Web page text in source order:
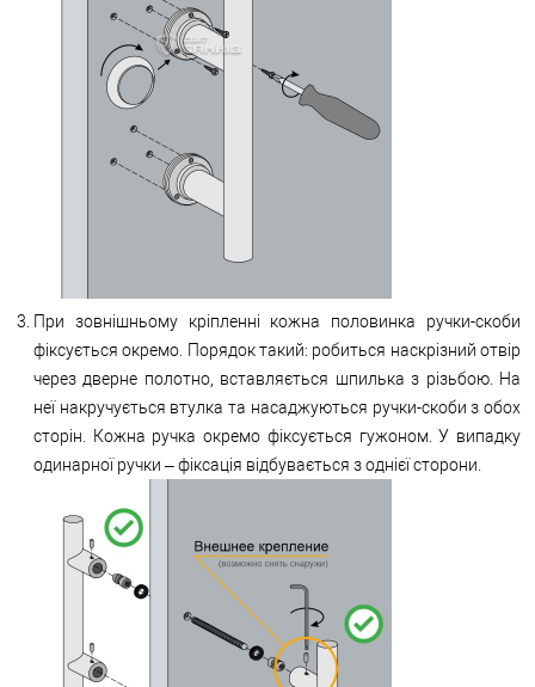
При зовнішньому кріпленні кожна половинка ручки-скоби
фіксується окремо. Порядок такий: робиться наскрізний отвір
через дверне полотно, вставляється шпилька з різьбою. На
неї накручується втулка та насаджуються ручки-скоби з обох
сторін. Кожна ручка окремо фіксується гужоном. У випадку
одинарної ручки – фіксація відбувається з однієї сторони.